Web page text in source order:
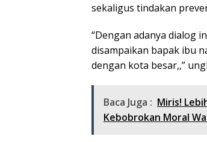
sekaligus tindakan
“Dengan adanya dialog
disampaikan bapak ibu
dengan kota besar,,”
Baca Juga : Miris!
Kebobrokan Moral